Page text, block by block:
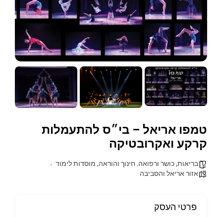
טמפו אריאל – בי״ס להתעמלות
קרקע ואקרובטיקה
בריאות, כושר ורפואה, חינוך והוראה, מוסדות לימוד
אזור אריאל והסביבה
פרטי העסק